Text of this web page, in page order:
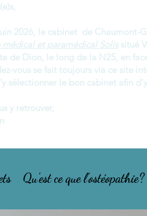
2026, le cabinet de Chaumont-
médical et paramédical Solissitué
de Dion, le long de la N25, en
vous se fait toujours via ce site
sélectionner le bon cabinet afin
y retrouver,
Qu'est ce que l'ostéopathie?